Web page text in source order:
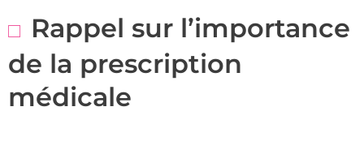
Rappel sur l’importance
de la prescription
médicale